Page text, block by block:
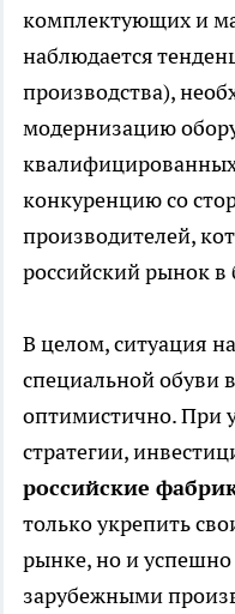
комплектующих и
наблюдается
производства),
модернизацию
конкуренцию со
производителей,
российский рынок
В целом, ситуация
специальной обуви
оптимистично. При
стратегии,
российские
только укрепить
рынке, но и успешно
зарубежными